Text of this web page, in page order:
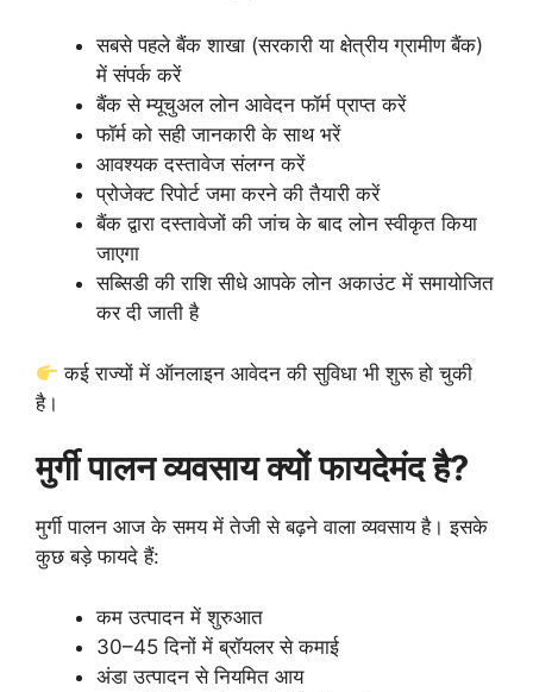
सबसे पहले बैंक शाखा (सरकारी या क्षेत्रीय ग्रामीण बैंक)
में संपर्क करें
बैंक से म्यूचुअल लोन आवेदन फॉर्म प्राप्त करें
फॉर्म को सही जानकारी के साथ भरें
आवश्यक दस्तावेज संलग्न करें
प्रोजेक्ट रिपोर्ट जमा करने की तैयारी करें
बैंक द्वारा दस्तावेजों की जांच के बाद लोन स्वीकृत किया
जाएगा
सब्सिडी की राशि सीधे आपके लोन अकाउंट में समायोजित
कर दी जाती है
कई राज्यों में ऑनलाइन आवेदन की सुविधा भी शुरू हो चुकी
है।
मुर्गी पालन व्यवसाय क्यों फायदेमंद है?
मुर्गी पालन आज के समय में तेजी से बढ़ने वाला व्यवसाय है। इसके
कुछ बड़े फायदे हैं:
कम उत्पादन में शुरुआत
30–45 दिनों में ब्रॉयलर से कमाई
अंडा उत्पादन से नियमित आय